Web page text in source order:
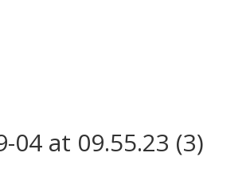
04 at 09.55.23 (3)